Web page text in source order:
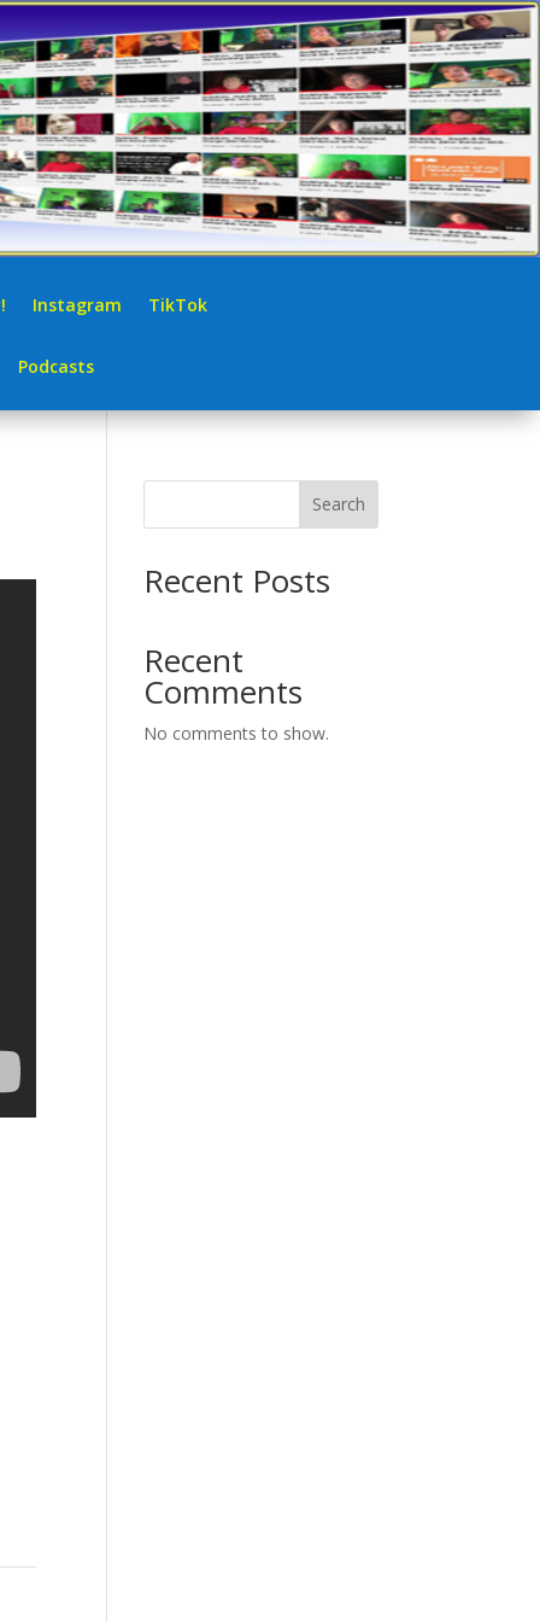
Instagram TikTok
Podcasts
Search
Recent Posts
Recent
Comments
No comments to show.